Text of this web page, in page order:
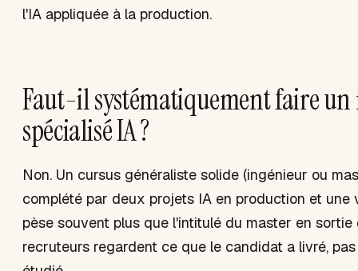
l'IA appliquée à la production.
Faut-il systématiquement faire un
spécialisé IA ?
Non. Un cursus généraliste solide (ingénieur ou
complété par deux projets IA en production et une
pèse souvent plus que l'intitulé du master en sortie
recruteurs regardent ce que le candidat a livré,